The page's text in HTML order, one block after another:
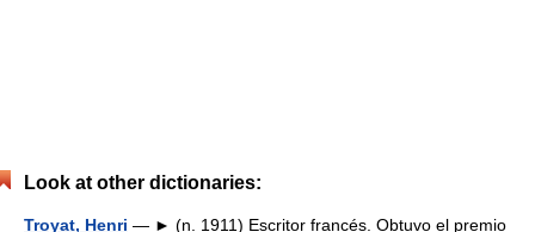
Look at other dictionaries:
Troyat, Henri — ► (n. 1911) Escritor francés. Obtuvo el premio